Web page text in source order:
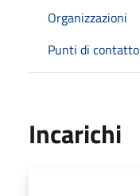
Organizzazioni
Punti di contatto
Incarichi